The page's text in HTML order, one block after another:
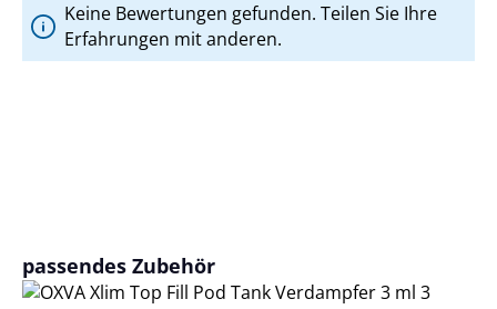
Keine Bewertungen gefunden. Teilen Sie Ihre
Erfahrungen mit anderen.
Produktgalerie überspringen
passendes Zubehör